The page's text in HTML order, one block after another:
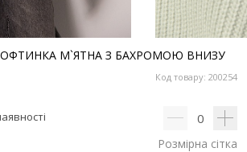
М`ЯТНА З БАХРОМОЮ ВНИЗУ
Код товару: 200254
0
Розмірна сітка